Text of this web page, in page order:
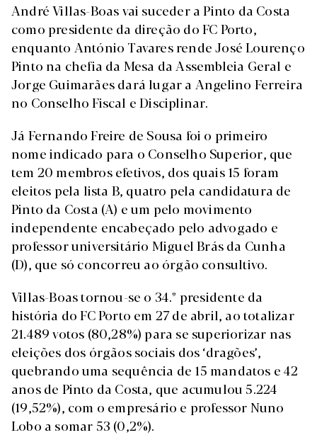
André Villas-Boas vai suceder a Pinto da Costa
como presidente da direção do FC Porto,
enquanto António Tavares rende José Lourenço
Pinto na chefia da Mesa da Assembleia Geral e
Jorge Guimarães dará lugar a Angelino Ferreira
no Conselho Fiscal e Disciplinar.
Já Fernando Freire de Sousa foi o primeiro
nome indicado para o Conselho Superior, que
tem 20 membros efetivos, dos quais 15 foram
eleitos pela lista B, quatro pela candidatura de
Pinto da Costa (A) e um pelo movimento
independente encabeçado pelo advogado e
professor universitário Miguel Brás da Cunha
(D), que só concorreu ao órgão consultivo.
Villas-Boas tornou-se o 34.º presidente da
história do FC Porto em 27 de abril, ao totalizar
21.489 votos (80,28%) para se superiorizar nas
eleições dos órgãos sociais dos ‘dragões’,
quebrando uma sequência de 15 mandatos e 42
anos de Pinto da Costa, que acumulou 5.224
(19,52%), com o empresário e professor Nuno
Lobo a somar 53 (0,2%).